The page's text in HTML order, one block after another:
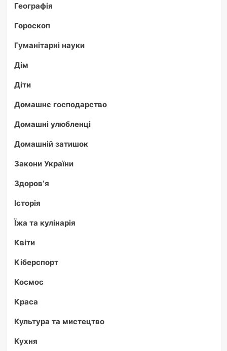
Географія
Гороскоп
Гуманітарні науки
Дім
Діти
Домашнє господарство
Домашні улюбленці
Домашній затишок
Закони України
Здоров'я
Історія
Їжа та кулінарія
Квіти
Кіберспорт
Космос
Краса
Культура та мистецтво
Кухня